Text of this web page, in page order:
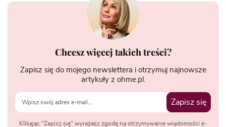
Chcesz więcej takich treści?
Zapisz się do mojego newslettera i otrzymuj najnowsze
artykuły z ohme.pl.
Zapisz się
Klikając "Zapisz się" wyrażasz zgodę na otrzymywanie wiadomości e-